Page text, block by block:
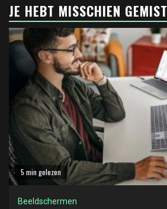
JE HEBT MISSCHIEN GEMIST
5 min gelezen
Beeldschermen